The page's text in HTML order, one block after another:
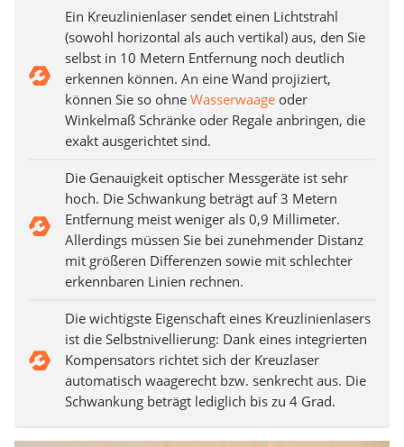
Ein Kreuzlinienlaser sendet einen Lichtstrahl
(sowohl horizontal als auch vertikal) aus, den Sie
selbst in 10 Metern Entfernung noch deutlich
erkennen können. An eine Wand projiziert,
können Sie so ohne Wasserwaage oder
Winkelmaß Schränke oder Regale anbringen, die
exakt ausgerichtet sind.
Die Genauigkeit optischer Messgeräte ist sehr
hoch. Die Schwankung beträgt auf 3 Metern
Entfernung meist weniger als 0,9 Millimeter.
Allerdings müssen Sie bei zunehmender Distanz
mit größeren Differenzen sowie mit schlechter
erkennbaren Linien rechnen.
Die wichtigste Eigenschaft eines Kreuzlinienlasers
ist die Selbstnivellierung: Dank eines integrierten
Kompensators richtet sich der Kreuzlaser
automatisch waagerecht bzw. senkrecht aus. Die
Schwankung beträgt lediglich bis zu 4 Grad.